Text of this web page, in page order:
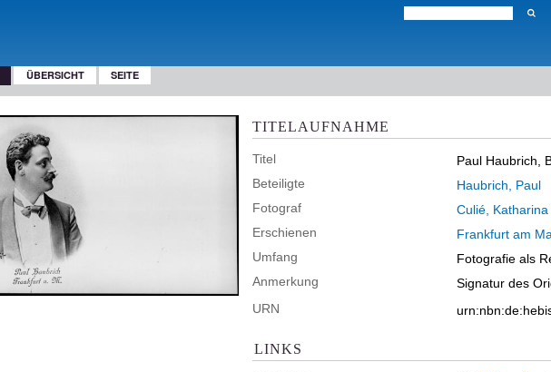
ÜBERSICHT SEITE
TITELAUFNAHME
Titel
Paul Haubrich,
Beteiligte
Haubrich, Paul
Fotograf
Culié, Katharina
Erschienen
Frankfurt am
Umfang
Fotografie als
Anmerkung
Signatur des
URN
LINKS